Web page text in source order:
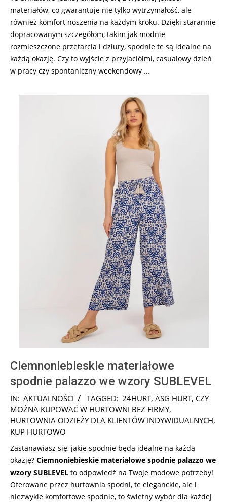
materiałów, co gwarantuje nie tylko wytrzymałość, ale
również komfort noszenia na każdym kroku. Dzięki starannie
dopracowanym szczegółom, takim jak modnie
rozmieszczone przetarcia i dziury, spodnie te są idealne na
każdą okazję. Czy to wyjście z przyjaciółmi, casualowy dzień
w pracy czy spontaniczny weekendowy …
Ciemnoniebieskie materiałowe
spodnie palazzo we wzory SUBLEVEL
2024-
09-
14
IN: AKTUALNOŚCI TAGGED: 24HURT, ASG HURT, CZY
MOŻNA KUPOWAĆ W HURTOWNI BEZ FIRMY,
HURTOWNIA ODZIEŻY DLA KLIENTÓW INDYWIDUALNYCH,
KUP HURTOWO
Zastanawiasz się, jakie spodnie będą idealne na każdą
okazję? Ciemnoniebieskie materiałowe spodnie palazzo we
wzory SUBLEVEL to odpowiedź na Twoje modowe potrzeby!
Oferowane przez hurtownia spodni, te eleganckie, ale i
niezwykle komfortowe spodnie, to świetny wybór dla każdej